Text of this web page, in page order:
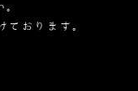
。
ております。